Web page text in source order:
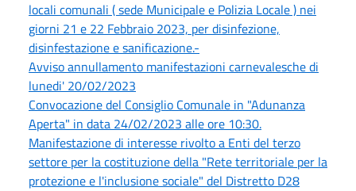
locali comunali ( sede Municipale e Polizia Locale ) nei
giorni 21 e 22 Febbraio 2023, per disinfezione,
disinfestazione e sanificazione.-
Avviso annullamento manifestazioni carnevalesche di
lunedi' 20/02/2023
Convocazione del Consiglio Comunale in "Adunanza
Aperta" in data 24/02/2023 alle ore 10:30.
Manifestazione di interesse rivolto a Enti del terzo
settore per la costituzione della "Rete territoriale per la
protezione e l'inclusione sociale" del Distretto D28